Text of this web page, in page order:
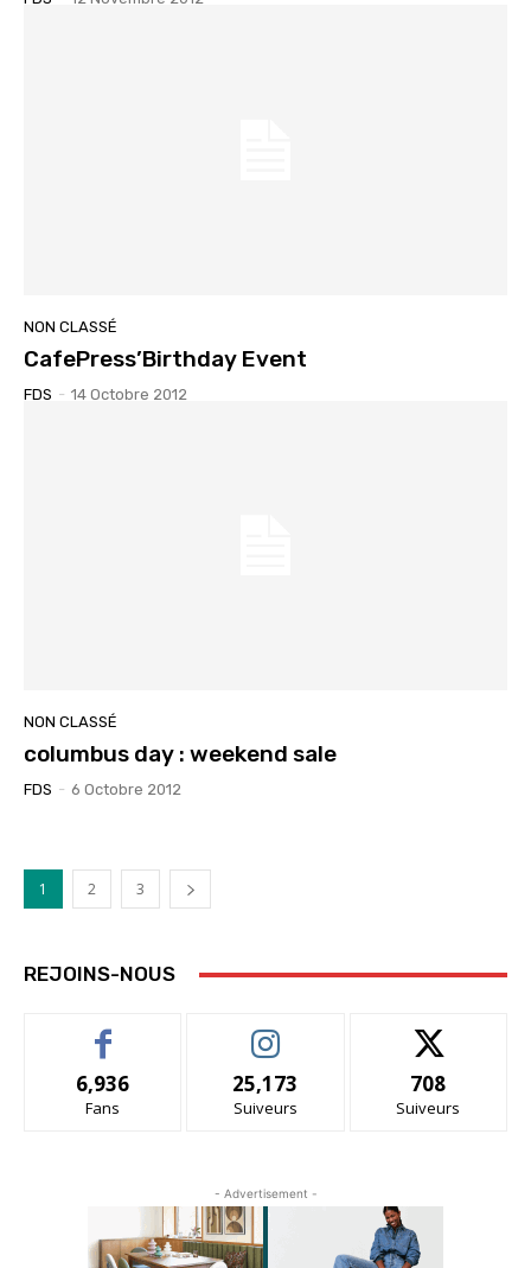
NON CLASSÉ
CafePress’Birthday Event
FDS - 14 Octobre 2012
NON CLASSÉ
columbus day : weekend sale
FDS - 6 Octobre 2012
1 2 3
REJOINS-NOUS
6,936
Fans
25,173
Suiveurs
708
Suiveurs
- Advertisement -